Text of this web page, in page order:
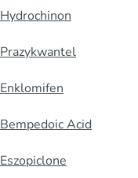
Hydrochinon
Prazykwantel
Enklomifen
Bempedoic Acid
Eszopiclone